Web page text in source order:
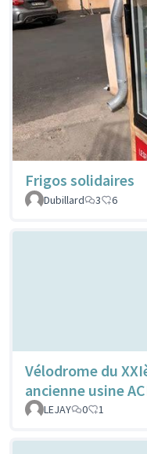
Frigos solidaires
Dubillard
3 6
Vélodrome du
ancienne usine
LEJAY
0 1